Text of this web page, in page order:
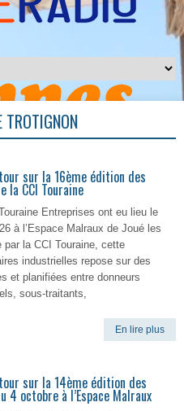
TROTIGNON
sur la 16ème édition des
la CCI Touraine
Entreprises ont eu lieu le
à l’Espace Malraux de Joué les
par la CCI Touraine, cette
industrielles repose sur des
et planifiées entre donneurs
sous-traitants,
En lire plus
sur la 14ème édition des
4 octobre à l’Espace Malraux